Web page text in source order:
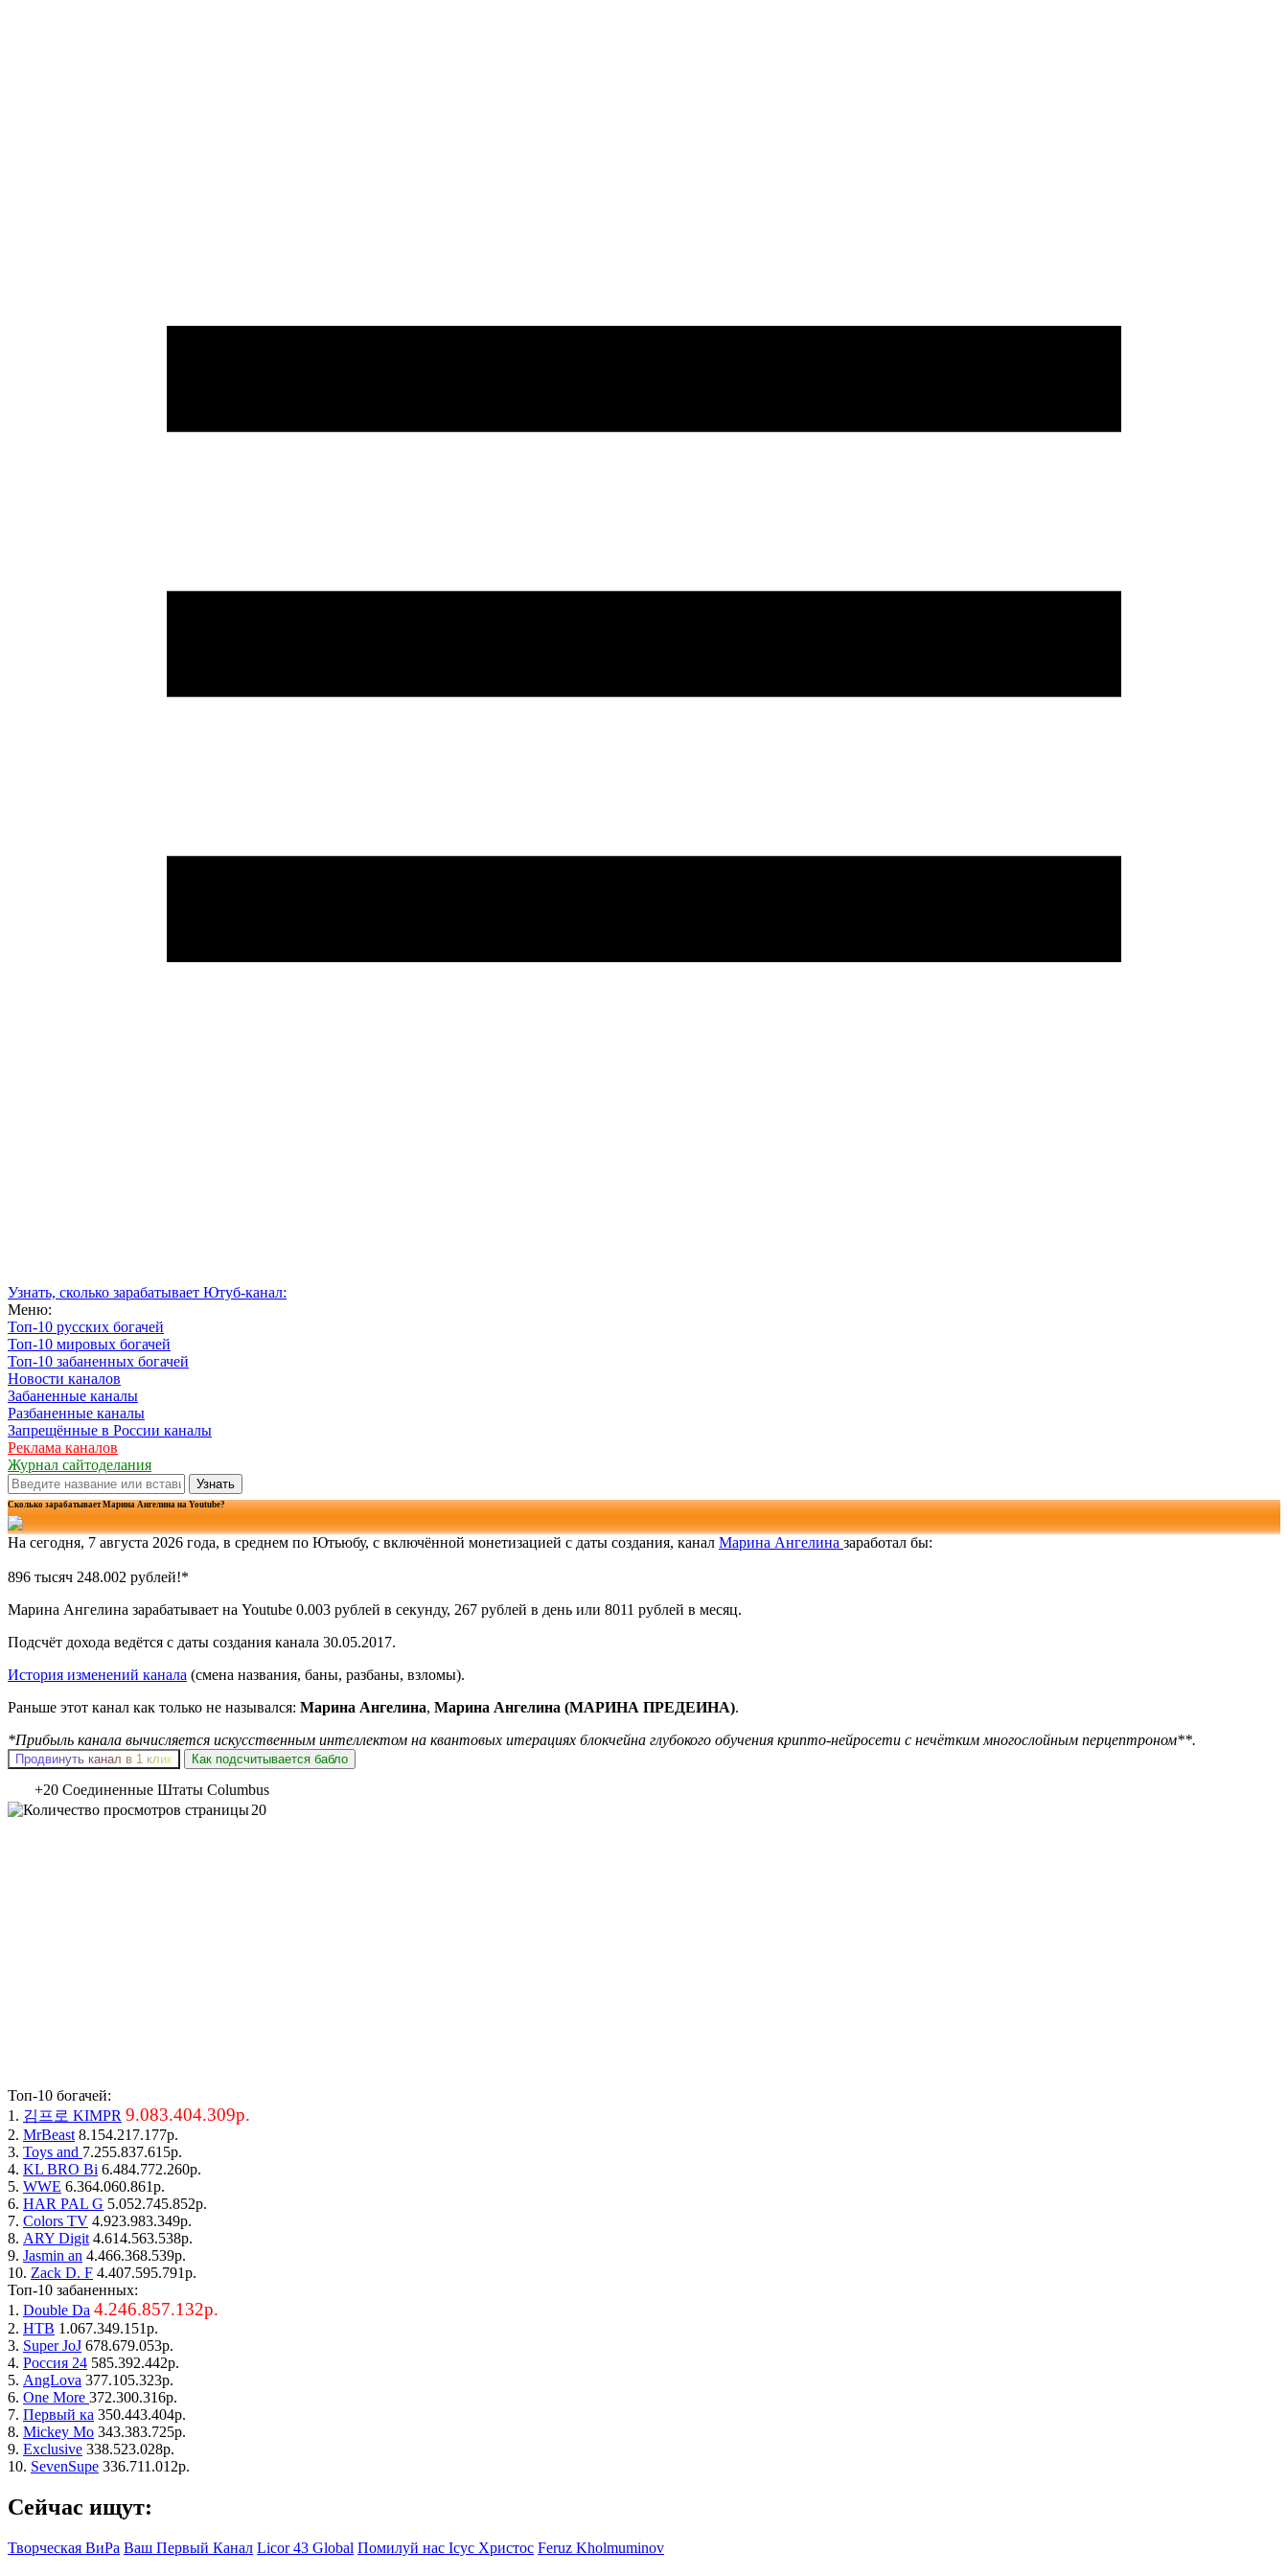
Узнать, сколько зарабатывает Ютуб-канал:
Меню:
Топ-10 русских богачей
Топ-10 мировых богачей
Топ-10 забаненных богачей
Новости каналов
Забаненные каналы
Разбаненные каналы
Запрещённые в России каналы
Реклама каналов
Журнал сайтоделания
Узнать
Сколько зарабатывает Марина Ангелина на Youtube?
На сегодня, 7 августа 2026 года, в среднем по Ютьюбу, с включённой монетизацией с даты создания, канал Марина Ангелина заработал бы:
896 тысяч 248.004 рублей!*
Марина Ангелина зарабатывает на Youtube 0.003 рублей в секунду, 267 рублей в день или 8011 рублей в месяц.
Подсчёт дохода ведётся с даты создания канала 30.05.2017.
История изменений канала (смена названия, баны, разбаны, взломы).
Раньше этот канал как только не назывался: Марина Ангелина, Марина Ангелина (МАРИНА ПРЕДЕИНА).
*Прибыль канала вычисляется искусственным интеллектом на квантовых итерациях блокчейна глубокого обучения крипто-нейросети с нечётким многослойным перцептроном**.
Продвинуть канал в 1 клик Как подсчитывается бабло
+20 Соединенные Штаты Columbus
20
Топ-10 богачей:
1. 김프로 KIMPR 9.083.404.309р.
2. MrBeast 8.154.217.177р.
3. Toys and 7.255.837.615р.
4. KL BRO Bi 6.484.772.260р.
5. WWE 6.364.060.861р.
6. HAR PAL G 5.052.745.852р.
7. Colors TV 4.923.983.349р.
8. ARY Digit 4.614.563.538р.
9. Jasmin an 4.466.368.539р.
10. Zack D. F 4.407.595.791р.
Топ-10 забаненных:
1. Double Da 4.246.857.132р.
2. НТВ 1.067.349.151р.
3. Super JoJ 678.679.053р.
4. Россия 24 585.392.442р.
5. AngLova 377.105.323р.
6. One More 372.300.316р.
7. Первый ка 350.443.404р.
8. Mickey Mo 343.383.725р.
9. Exclusive 338.523.028р.
10. SevenSupe 336.711.012р.
Сейчас ищут:
Творческая ВиРа Ваш Первый Канал Licor 43 Global Помилуй нас Ісус Христос Feruz Kholmuminov